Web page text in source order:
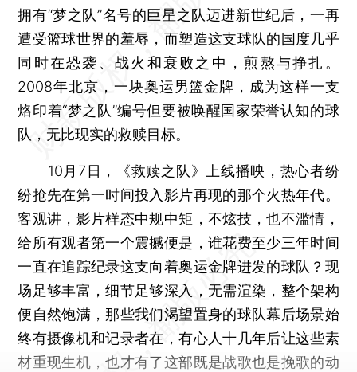
拥有“梦之队”名号的巨星之队迈进新世纪后，一再
遭受篮球世界的羞辱，而塑造这支球队的国度几乎
同时在恐袭、战火和衰败之中，煎熬与挣扎。
2008年北京，一块奥运男篮金牌，成为这样一支
烙印着“梦之队”编号但要被唤醒国家荣誉认知的球
队，无比现实的救赎目标。
10月7日，《救赎之队》上线播映，热心者纷
纷抢先在第一时间投入影片再现的那个火热年代。
客观讲，影片样态中规中矩，不炫技，也不滥情，
给所有观者第一个震撼便是，谁花费至少三年时间
一直在追踪纪录这支向着奥运金牌进发的球队？现
场足够丰富，细节足够深入，无需渲染，整个架构
便自然饱满，那些我们渴望置身的球队幕后场景始
终有摄像机和记录者在，有心人十几年后让这些素
材重现生机，也才有了这部既是战歌也是挽歌的动